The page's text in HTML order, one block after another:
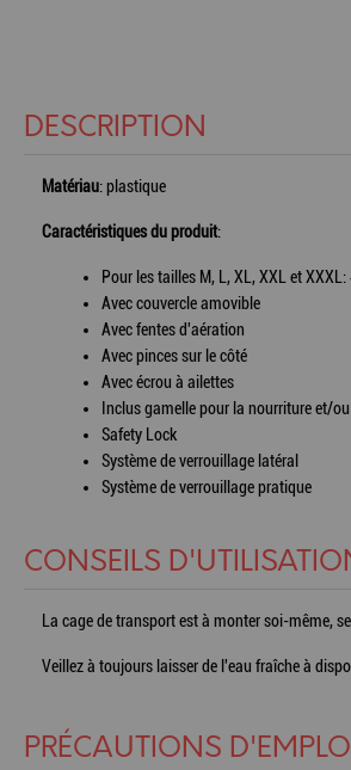
DESCRIPTION
Matériau: plastique
Caractéristiques du produit:
Pour les tailles M, L, XL, XXL et
Avec couvercle amovible
Avec fentes d'aération
Avec pinces sur le côté
Avec écrou à ailettes
Inclus gamelle pour la nourriture et/
Safety Lock
Système de verrouillage latéral
Système de verrouillage pratique
CONSEILS
La cage de transport est à monter soi-même,
Veillez à toujours laisser de l'eau fraîche à
PRÉCAUTIONS